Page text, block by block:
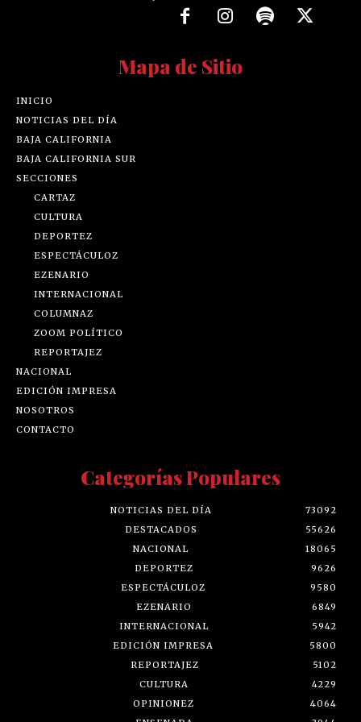
Mapa de Sitio
INICIO
NOTICIAS DEL DÍA
BAJA CALIFORNIA
BAJA CALIFORNIA SUR
SECCIONES
CARTAZ
CULTURA
DEPORTEZ
ESPECTÁCULOZ
EZENARIO
INTERNACIONAL
COLUMNAZ
ZOOM POLÍTICO
REPORTAJEZ
NACIONAL
EDICIÓN IMPRESA
NOSOTROS
CONTACTO
Categorías Populares
NOTICIAS DEL DÍA
73092
DESTACADOS
55626
NACIONAL
18065
DEPORTEZ
9626
ESPECTÁCULOZ
9580
EZENARIO
6849
INTERNACIONAL
5942
EDICIÓN IMPRESA
5800
REPORTAJEZ
5102
CULTURA
4229
OPINIONEZ
4064